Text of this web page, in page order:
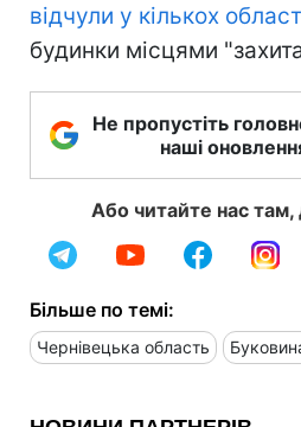
відчули у кількох
будинки місцями
Не пропустіть
наші
Або читайте нас там,
Більше по темі:
Чернівецька область